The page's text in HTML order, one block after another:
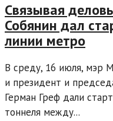
Связывая
Собянин дал
линии метро
В среду, 16 июля, мэр
и президент и
Герман Греф дали
тоннеля между...